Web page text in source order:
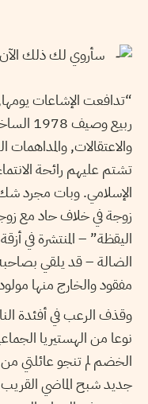
سأروي لك ذلك
“تدافعت الإشاعات
ربيع
والاعتقالات, والمداهمات
تشتم عليهم رائحة
الإسلامي. وبات مجرد
زوجة في خلاف حاد مع
اليقظة” – المنتشرة في
الضالة – قد يلقي
مفقود والخارج منها
وقذف الرعب في أفئدة
نوعا من الهستيريا
الخضم لم تنجو عائلتي
جديد شبح الماضي